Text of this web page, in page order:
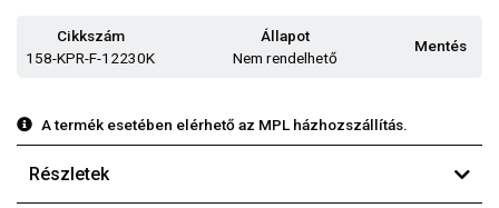
Cikkszám
158-KPR-F-12230K
Állapot
Nem rendelhető
Mentés
A termék esetében elérhető az MPL házhozszállítás.
Részletek